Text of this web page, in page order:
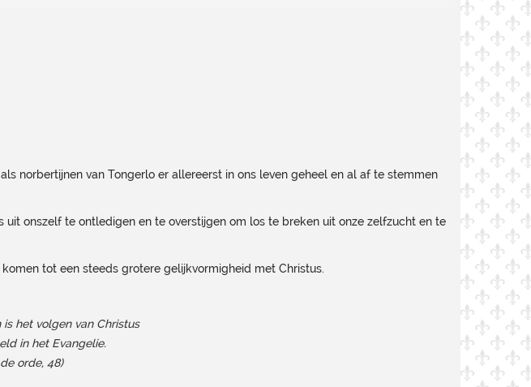
norbertijnen van Tongerlo er allereerst in ons leven geheel en al af te stemmen
onszelf te ontledigen en te overstijgen om los te breken uit onze zelfzucht en te
tot een steeds grotere gelijkvormigheid met Christus.
het volgen van Christus
in het Evangelie.
orde, 48)